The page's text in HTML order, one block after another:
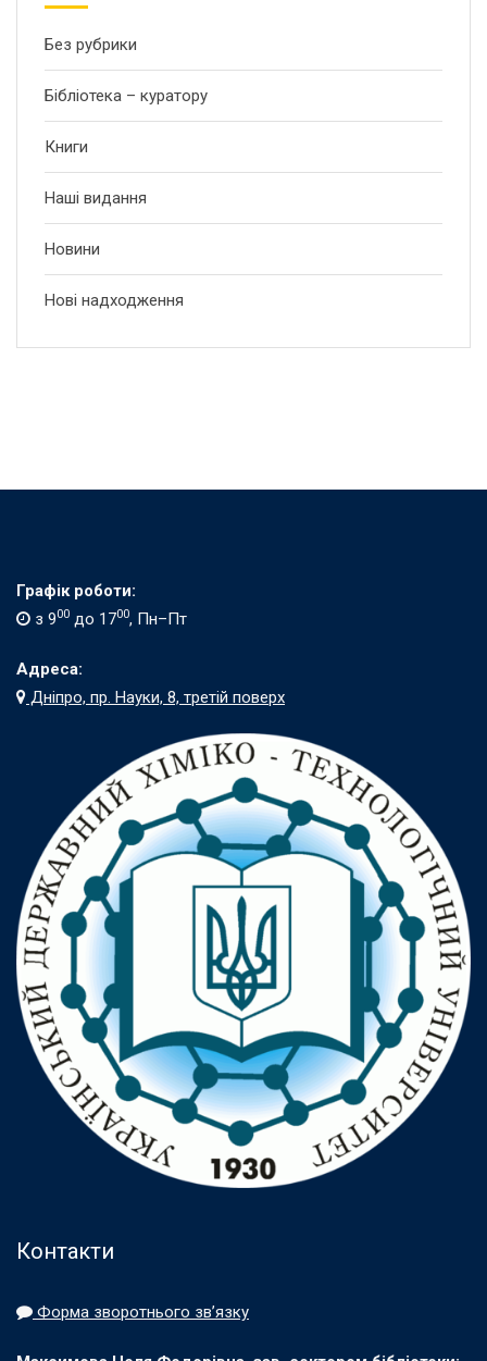
Без рубрики
Бібліотека – куратору
Книги
Наші видання
Новини
Нові надходження
Графік роботи:
з 900 до 1700, Пн–Пт
Адреса:
Дніпро, пр. Науки, 8, третій поверх
Контакти
Форма зворотнього зв’язку